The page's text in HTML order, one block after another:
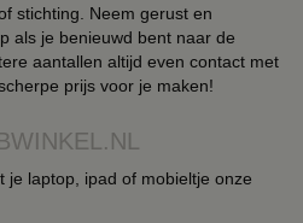
stichting. Neem gerust en
als je benieuwd bent naar de
aantallen altijd even contact met
prijs voor je maken!
je laptop, ipad of mobieltje onze